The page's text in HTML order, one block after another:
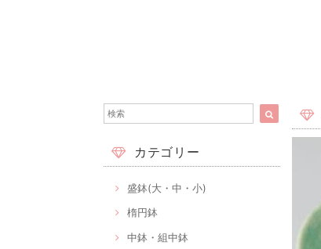
カテゴリー
盛鉢(大・中・小)
楕円鉢
中鉢・組中鉢